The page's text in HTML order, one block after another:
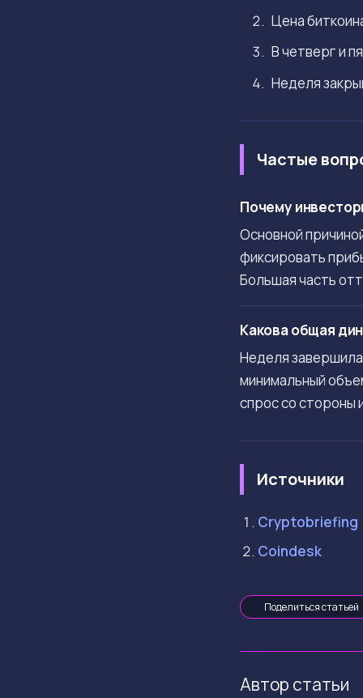
Цена
В четверг и
Неделя
Частые
Почему
Основной
фиксировать
Большая часть
Какова общая
Неделя
минимальный
спрос со стороны
Источники
Cryptobriefing
Coindesk
Поделиться статьей
Автор статьи